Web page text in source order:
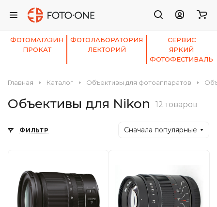
ФОТОМАГАЗИН ФОТОЛАБОРАТОРИЯ
СЕРВИС
ПРОКАТ
ЛЕКТОРИЙ
ЯРКИЙ
ФОТОФЕСТИВАЛЬ
Главная Каталог Объективы для фотоаппаратов
Объективы для Nikon 12 товаров
ФИЛЬТР Сначала популярные